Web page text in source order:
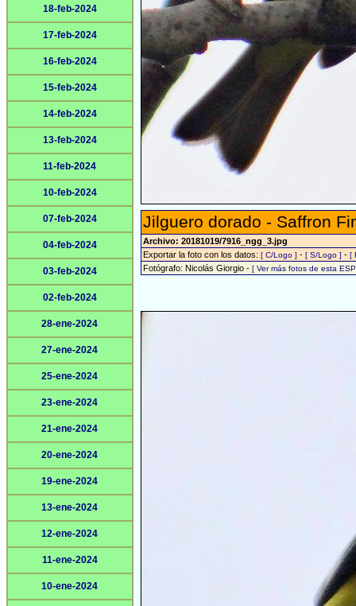
18-feb-2024
17-feb-2024
16-feb-2024
15-feb-2024
14-feb-2024
13-feb-2024
11-feb-2024
10-feb-2024
07-feb-2024
04-feb-2024
03-feb-2024
02-feb-2024
28-ene-2024
27-ene-2024
25-ene-2024
23-ene-2024
21-ene-2024
20-ene-2024
19-ene-2024
13-ene-2024
12-ene-2024
11-ene-2024
10-ene-2024
Jilguero dorado - Saffron
Archivo: 20181019/7916_ngg_3.jpg
Exportar la foto con los datos: [ C/Logo ] - [ S/Logo ] - [
Fotógrafo: Nicolás Giorgio - [ Ver más fotos de esta